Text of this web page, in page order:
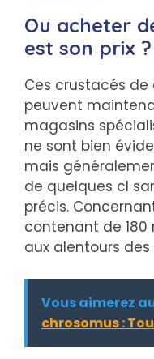
Ou acheter
est son prix ?
Ces crustacés
peuvent
magasins
ne sont bien
mais
de quelques cl
précis.
contenant de 180
aux alentours des
Vous aimerez
chrosomus :